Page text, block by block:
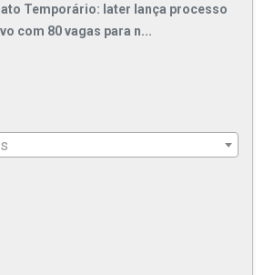
Temporário: Iater lança processo
com 80 vagas para n...